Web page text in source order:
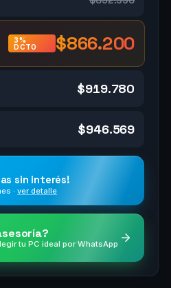
3%
DCTO
$866.200
$919.780
$946.569
sin interés!
· ver detalle
tu PC ideal por WhatsApp